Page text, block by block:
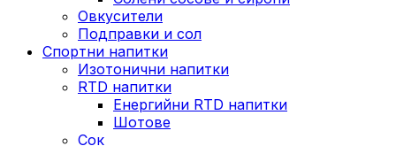
Овкусители
Подправки и сол
Спортни напитки
Изотонични напитки
RTD напитки
Енергийни RTD напитки
Шотове
Сок